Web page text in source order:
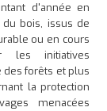
d'année en
bois, issus de
ou en cours
les initiatives
des forêts et plus
la protection
menacées